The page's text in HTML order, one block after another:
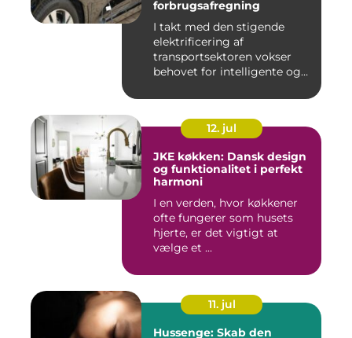
forbrugsafregning
I takt med den stigende
elektrificering af
transportsektoren vokser
behovet for intelligente og
12. jul
JKE køkken: Dansk design
og funktionalitet i perfekt
harmoni
I en verden, hvor køkkener
ofte fungerer som husets
hjerte, er det vigtigt at
vælge et ...
11. jul
Hussenge: Skab den